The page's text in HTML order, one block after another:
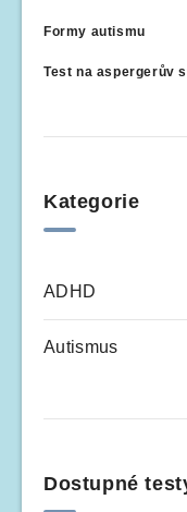
Formy autismu
Test na aspergerův
Kategorie
ADHD
Autismus
Dostupné